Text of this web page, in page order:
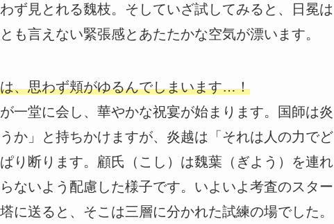
ず見とれる魏枝。そしていざ試してみると、日冕は
も言えない緊張感とあたたかな空気が漂います。
、思わず頬がゆるんでしまいます…！
一堂に会し、華やかな祝宴が始まります。国師は炎
か」と持ちかけますが、炎越は「それは人の力でど
り断ります。顧氏（こし）は魏葉（ぎよう）を連れ
ないよう配慮した様子です。いよいよ考査のスター
に送ると、そこは三層に分かれた試練の場でした。